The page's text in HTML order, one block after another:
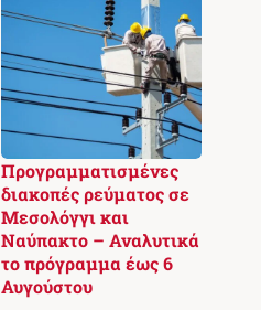
Προγραμματισμένες
διακοπές ρεύματος σε
Μεσολόγγι και
Ναύπακτο – Αναλυτικά
το πρόγραμμα έως 6
Αυγούστου